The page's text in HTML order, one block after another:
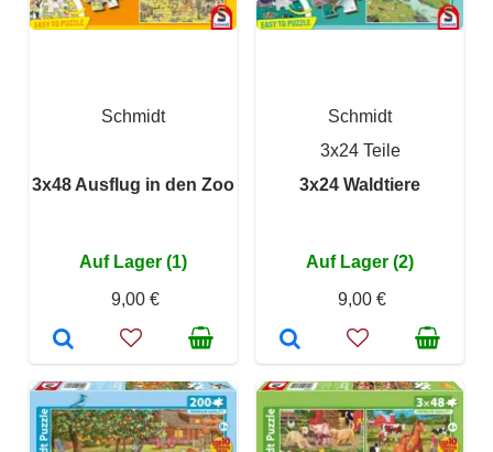
Schmidt
3x48 Ausflug in den Zoo
Auf Lager (1)
9,00 €
Schmidt
3x24 Teile
3x24 Waldtiere
Auf Lager (2)
9,00 €